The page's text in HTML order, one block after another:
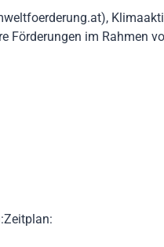
Förderungen im Rahmen